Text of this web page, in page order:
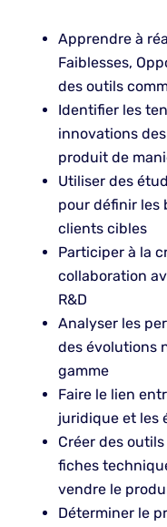
Apprendre à
Faiblesses,
des outils
Identifier les
innovations
produit de
Utiliser des
pour définir les
clients cibles
Participer à la
collaboration
R&D
Analyser les
des évolutions
gamme
Faire le lien
juridique et les
Créer des
fiches
vendre le
Déterminer le